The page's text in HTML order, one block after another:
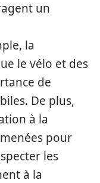
un
la
le vélo et des
de
De plus,
à la
pour
les
à la